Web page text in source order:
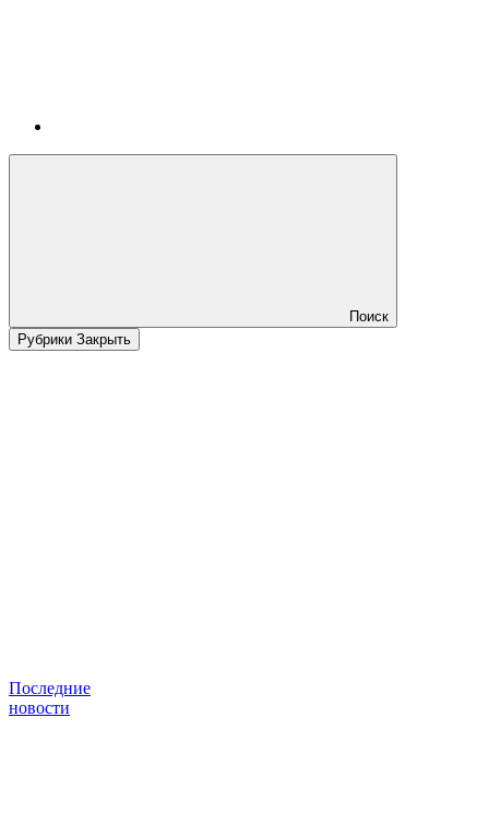
Поиск
Рубрики Закрыть
Последние
новости